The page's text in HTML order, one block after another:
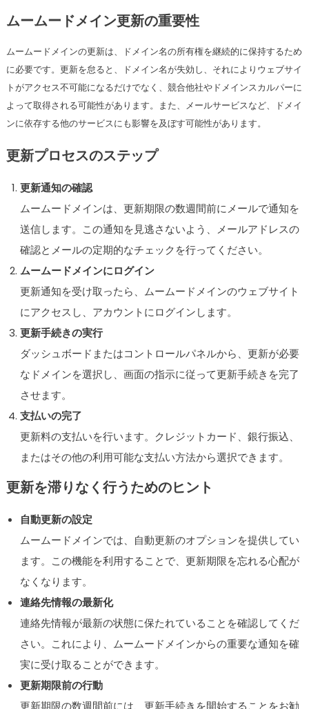
ムームードメイン更新の重要性
ムームードメインの更新は、ドメイン名の所有権を継続的に保持するため
に必要です。更新を怠ると、ドメイン名が失効し、それによりウェブサイ
トがアクセス不可能になるだけでなく、競合他社やドメインスカルパーに
よって取得される可能性があります。また、メールサービスなど、ドメイ
ンに依存する他のサービスにも影響を及ぼす可能性があります。
更新プロセスのステップ
更新通知の確認
ムームードメインは、更新期限の数週間前にメールで通知を
送信します。この通知を見逃さないよう、メールアドレスの
確認とメールの定期的なチェックを行ってください。
ムームードメインにログイン
更新通知を受け取ったら、ムームードメインのウェブサイト
にアクセスし、アカウントにログインします。
更新手続きの実行
ダッシュボードまたはコントロールパネルから、更新が必要
なドメインを選択し、画面の指示に従って更新手続きを完了
させます。
支払いの完了
更新料の支払いを行います。クレジットカード、銀行振込、
またはその他の利用可能な支払い方法から選択できます。
更新を滞りなく行うためのヒント
自動更新の設定
ムームードメインでは、自動更新のオプションを提供してい
ます。この機能を利用することで、更新期限を忘れる心配が
なくなります。
連絡先情報の最新化
連絡先情報が最新の状態に保たれていることを確認してくだ
さい。これにより、ムームードメインからの重要な通知を確
実に受け取ることができます。
更新期限前の行動